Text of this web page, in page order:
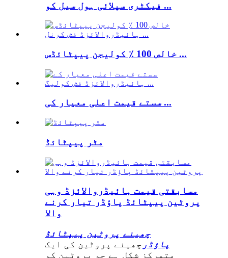
فیکٹری سپلائی ہول سیل کو ...
خالص 100 ٪ کولیجن پیپٹائڈس ...
سستے قیمت اعلی معیار کی ...
مٹر پیپٹائڈ
مسابقتی قیمت ہائیڈروالائزڈ وہی
پروٹین پیپٹائڈ پاؤڈر تیار کرنے
والا
چھینے پروٹین پیپٹائڈ
پاؤڈر چھینے پروٹین کی ایک
متمرکز شکل ہے جو پروٹین کو